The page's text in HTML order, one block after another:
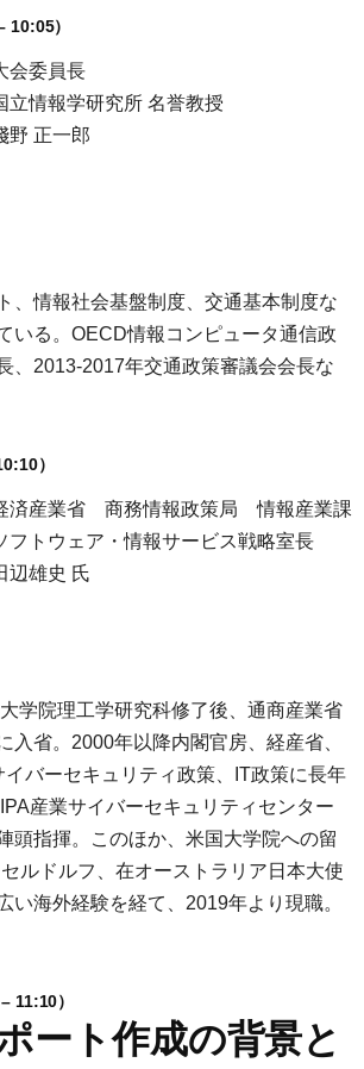
10:05）
会委員長
立情報学研究所 名誉教授
野 正一郎
、情報社会基盤制度、交通基本制度な
いる。OECD情報コンピュータ通信政
、2013-2017年交通政策審議会会長な
）
済産業省 商務情報政策局 情報産業課
フトウェア・情報サービス戦略室長
辺雄史 氏
学院理工学研究科修了後、通商産業省
入省。2000年以降内閣官房、経産省、
イバーセキュリティ政策、IT政策に長年
産業サイバーセキュリティセンター
頭指揮。このほか、米国大学院への留
ルドルフ、在オーストラリア日本大使
い海外経験を経て、2019年より現職。
11:10）
ート作成の背景と